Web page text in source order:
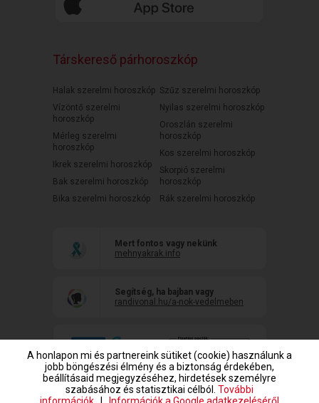
Társkereső párhoroszkóp
Halak szerelmi horoszkóp
Vízöntő szerelmi
horoszkóp
Mérleg szerelmi
horoszkóp
Ikrek szerelmi horoszkóp
Bak szerelmi horoszkóp
Bika szerelmi horoszkóp
Szűz szerelmi horoszkóp
Nyilas szerelmi horoszkóp
Oroszlán szerelmi
horoszkóp
Kos szerelmi horoszkóp
Skorpió szerelmi
horoszkóp
Rák szerelmi horoszkóp
Mert fontos vagy nekünk
mehnyakrak.info
Segítség, ha bajban vagy
randivonal.hu/a-nok-vedelmeben
A honlapon mi és partnereink sütiket (cookie) használunk a
jobb böngészési élmény és a biztonság érdekében,
beállításaid megjegyzéséhez, hirdetések személyre
szabásához és statisztikai célból. További